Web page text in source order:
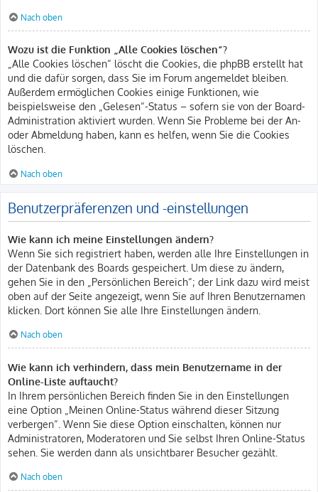
Nach oben
Wozu ist die Funktion „Alle Cookies löschen“?
„Alle Cookies löschen“ löscht die Cookies, die phpBB erstellt hat
und die dafür sorgen, dass Sie im Forum angemeldet bleiben.
Außerdem ermöglichen Cookies einige Funktionen, wie
beispielsweise den „Gelesen“-Status – sofern sie von der Board-
Administration aktiviert wurden. Wenn Sie Probleme bei der An-
oder Abmeldung haben, kann es helfen, wenn Sie die Cookies
löschen.
Nach oben
Benutzerpräferenzen und -einstellungen
Wie kann ich meine Einstellungen ändern?
Wenn Sie sich registriert haben, werden alle Ihre Einstellungen in
der Datenbank des Boards gespeichert. Um diese zu ändern,
gehen Sie in den „Persönlichen Bereich“; der Link dazu wird meist
oben auf der Seite angezeigt, wenn Sie auf Ihren Benutzernamen
klicken. Dort können Sie alle Ihre Einstellungen ändern.
Nach oben
Wie kann ich verhindern, dass mein Benutzername in der
Online-Liste auftaucht?
In Ihrem persönlichen Bereich finden Sie in den Einstellungen
eine Option „Meinen Online-Status während dieser Sitzung
verbergen“. Wenn Sie diese Option einschalten, können nur
Administratoren, Moderatoren und Sie selbst Ihren Online-Status
sehen. Sie werden dann als unsichtbarer Besucher gezählt.
Nach oben